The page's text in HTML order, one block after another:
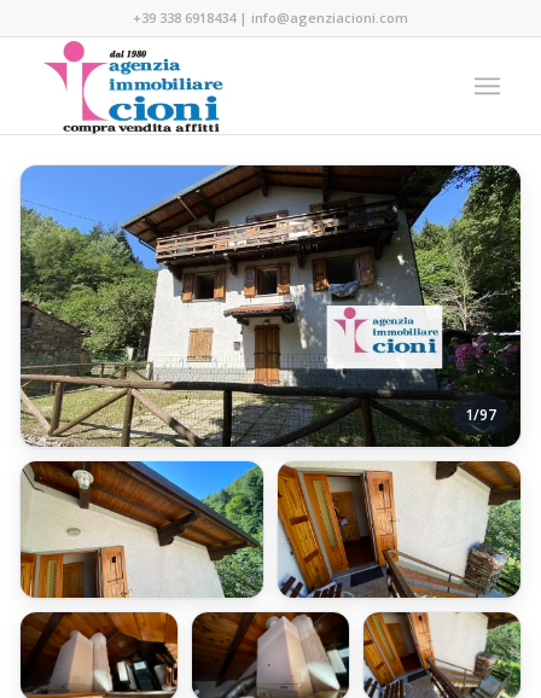
+39 338 6918434| info@agenziacioni.com
1/97